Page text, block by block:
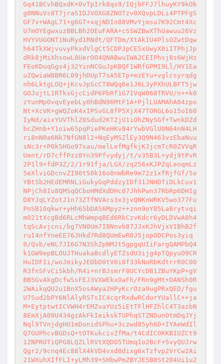
Gq41BCvhBQxdK+0vTpIrk8qs9/IQjbFFJ7lhuyKY9kOb
g0NNuVs8T7jraSIDJVOXG8ZNOTzv0XQvpLDLi4PTPFgS
GF7v+WAgL71+g6GT+xqjNDIn88VMvYjmsu7K92Cmt4Xc
U7mOYEgwxuzBBLBh2OEuFARA+cSSWZBwXThUawuu26Vz
HVYVUGONT1NuRyd1RNdt/QFTDm/XtAkIU4PlsOZwtDqw
h64TkXWjvuvyPkxdVlgCt5CDPJpCE5xUwyX0iITPhjJp
dRk8jMiXhsowL0UerOO4QNABwuIWA2CEIPhsj8s6WjHz
FEoKDuqGgs4j32YinNCGuJpKBQF1WRfGPMI9Ll/HY1Ea
uZQwiaW8BR6L09jhDUpT7sA5ETp+mzEYu+vglcsyrqdg
nh6LktgLOQ+jKcvJpScCT8WQq6e1J6L3yPXhULBFT5jw
GOJujtL1RTksGjcCidP6PbRf1G7IVqW068TRVU/n++k0
zYunMp0vqvEyebLy0hBdN96MtF1A+PjlLUAMAhA04zpo
Nt+XcVK+gWQZoK4xIPSvGL8fP5XjX47TORGL6o15oI60
IyNd/aixYUVThlZ0Sdud2KTZjU1iOhZNySGf+TwnkDZd
bcZHnb+Y1oiw65pqPiePKeHKv84rYwbVGlU0N64nN4LH
ri8nN0a6Nk7NfGN8l2+NqEyMSZlEy3Q9N463vzEbaNuu
sNc3r+P0k5HGo97xau/melLefMgfkjKJjcmTcR0ZVVqR
Uent/rD7cffPzz8Yn39Pfvydyj/t/v35B3L+ydj9tPvR
2P1l9+fdP3Z/2/1r91fja/LGX/zq256xKJPZqLeoqmLz
5eXlviGDcnvZI90t50k16o0nWbRe9m72z1xfRjfGf/5o
YBt5b2HEdEMRNLiGukyGqPddzyIDf31JNHDTiDLkCuv1
NPjCh8Iu8QMSqQCboHMdXdDHc07JhhPwn37RbRp6DHIg
D8YJqLYZotJ1n73ZTfNVAcs3x3jvQNKnWRKV5wo377Fu
PnSB10qkwr+yHh65bDAS6Mpyz++znn9oY85La8rytvqi
mO21tXcgBd6RLcMhWmpqBEd6RkCzvKdcr6yDLDVwA8h4
tqScAvjcni/bg7VN0Um7I8Nnvb87JJxKJhVjxVIBhB2f
ruI4nfYneEE76JHkd7Rd8QUmEwR0J5jopODCPos3yiq
0/Qvb/eNL7JI6G7N3ShZpNMJt5gpgqUIiFargQAMPbQ4
k1GW9epBLOUJTHuakaBcdlyETZsdU3ijg4pTQpyuO9CR
HuIDFIi/woJmikyJEDbD0tV0i0f33kNoRbKdtrrR0C00
R3fnSFvCi5kbh/R4i+nrBJsmrF8UCYcDB1ZBuYKpP+gV
BB5GvAkgDcfwSsFEJ3VXWEkxOaFh/FRn9gMt+DANSh0R
2WAikqQU2u1BnX5osAWya2HPyKcrOza9ugPRxQED/fgu
U7Sud2bPY6NlAlyRSTsIC4cqrRxdwRCdurYUallC++ja
M+EytptwtICVWH4rEMZvaYUz5iEtTFlHFZhlC4T3azbN
8EmXjA09U434gzAkFkIeikskTUPhqSTZNDunOtmDqJYj
Nql9TVnjdgHU1mDonidSPhu+3czwd85yh6D+IYAeWdIl
Q7GUPhcvBGDsQ+tOTKukcivZfMa/t4CdICOKKBIUZCt9
1ZNPROTiQPG8LQZLlRVtXQDO5TUmqIo2BcF+5vyQUJrw
Qgr2/9cnq4Ec88lX4kVD4vxd8dixg6xTzfvp2VrCw2Ai
21WXuhXIfFLI+yLMh39+SHbwPmZBYJE5B8St204Ui1u2